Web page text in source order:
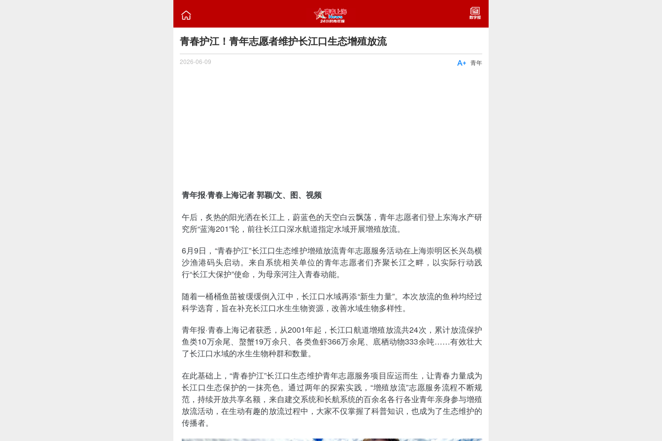

青春护江！青年志愿者维护长江口生态增殖放流
2026-06-09 青年

青年报·青春上海记者 郭颖/文、图、视频
午后，炙热的阳光洒在长江上，蔚蓝色的天空白云飘荡，青年志愿者们登上东海水产研
究所“蓝海201”轮，前往长江口深水航道指定水域开展增殖放流。
6月9日，“青春护江”长江口生态维护增殖放流青年志愿服务活动在上海崇明区长兴岛横
沙渔港码头启动。来自系统相关单位的青年志愿者们齐聚长江之畔，以实际行动践
行“长江大保护”使命，为母亲河注入青春动能。
随着一桶桶鱼苗被缓缓倒入江中，长江口水域再添“新生力量”。本次放流的鱼种均经过
科学选育，旨在补充长江口水生生物资源，改善水域生物多样性。
青年报·青春上海记者获悉，从2001年起，长江口航道增殖放流共24次，累计放流保护
鱼类10万余尾、螯蟹19万余只、各类鱼虾366万余尾、底栖动物333余吨……有效壮大
了长江口水域的水生生物种群和数量。
在此基础上，“青春护江”长江口生态维护青年志愿服务项目应运而生，让青春力量成为
长江口生态保护的一抹亮色。通过两年的探索实践，“增殖放流”志愿服务流程不断规
范，持续开放共享名额，来自建交系统和长航系统的百余名各行各业青年亲身参与增殖
放流活动，在生动有趣的放流过程中，大家不仅掌握了科普知识，也成为了生态维护的
传播者。